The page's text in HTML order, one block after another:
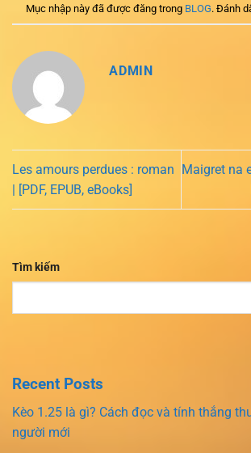
Mục nhập này đã được đăng trong BLOG. Đánh
ADMIN
Les amours perdues : roman
| [PDF, EPUB, eBooks]
Maigret na
Tìm kiếm
Recent Posts
Kèo 1.25 là gì? Cách đọc và tính thắng
người mới